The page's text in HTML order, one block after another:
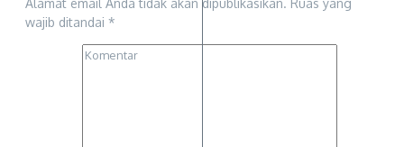
wajib ditandai *